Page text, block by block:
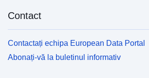
Contact
Contactați echipa European Data Portal
Abonați-vă la buletinul informativ